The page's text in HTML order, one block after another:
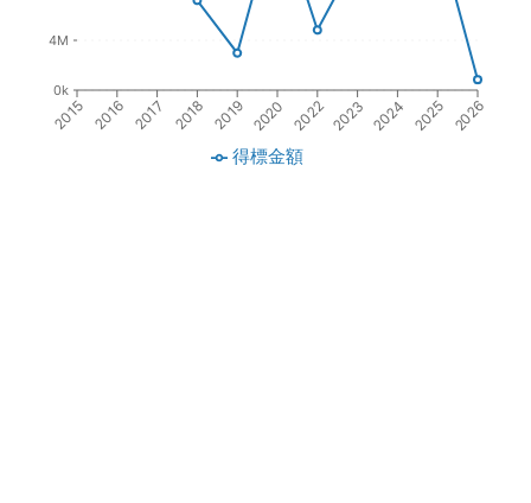
2015 2016 2017 2018 2019 2020 2022 2023 2024 2025 2026
0k
4M
得標金額